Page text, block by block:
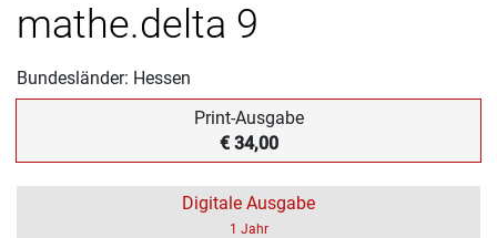
mathe.delta 9
Bundesländer: Hessen
Print-Ausgabe
€ 34,00
Digitale Ausgabe
1 Jahr